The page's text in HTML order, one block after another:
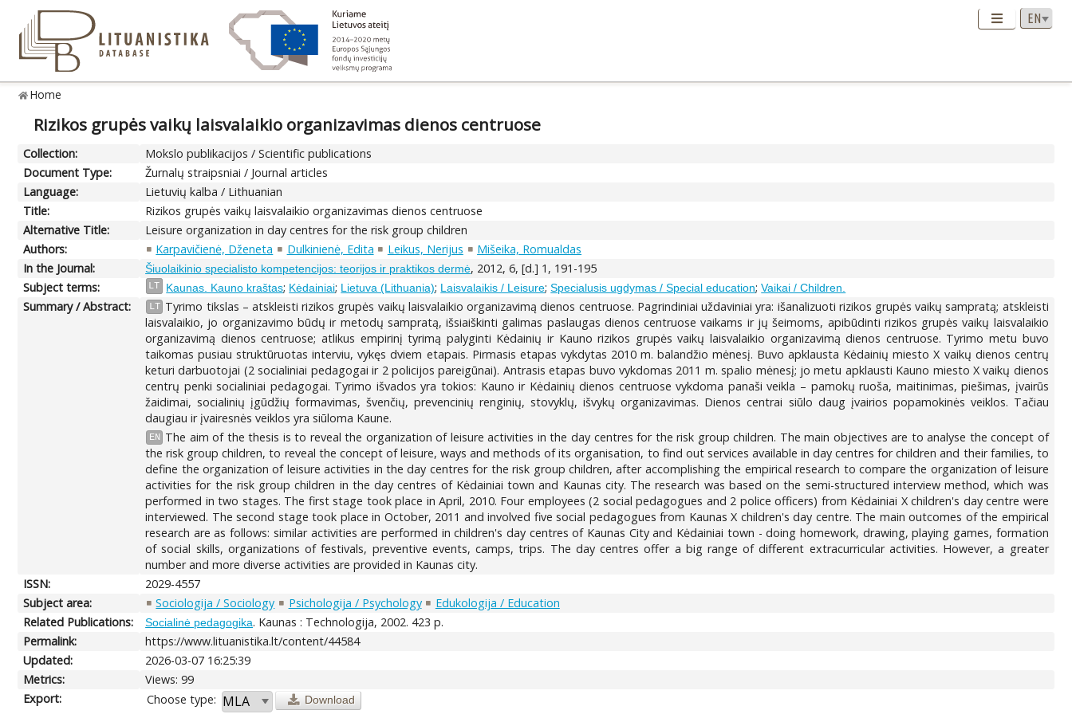
Home
Rizikos grupės vaikų laisvalaikio organizavimas dienos centruose
Collection:
Mokslo publikacijos / Scientific publications
Document Type:
Žurnalų straipsniai / Journal articles
Language:
Lietuvių kalba / Lithuanian
Title:
Rizikos grupės vaikų laisvalaikio organizavimas dienos centruose
Alternative Title:
Leisure organization in day centres for the risk group children
Authors:
Karpavičienė, Dženeta Dulkinienė, Edita Leikus, Nerijus
Mišeika, Romualdas
In the Journal:
Šiuolaikinio specialisto kompetencijos: teorijos ir praktikos dermė, 2012, 6, [d.] 1, 191-195
Subject terms:
LT Kaunas. Kauno kraštas; Kėdainiai; Lietuva (Lithuania); Laisvalaikis / Leisure;Specialusis ugdymas / Special education;Vaikai / Children.
Summary / Abstract: LT Tyrimo tikslas – atskleisti rizikos grupės vaikų laisvalaikio organizavimą dienos centruose. Pagrindiniai uždaviniai yra: išanalizuoti rizikos grupės vaikų sampratą; atskleisti
laisvalaikio, jo organizavimo būdų ir metodų sampratą, išsiaiškinti galimas paslaugas dienos centruose vaikams ir jų šeimoms, apibūdinti rizikos grupės vaikų laisvalaikio
organizavimą dienos centruose; atlikus empirinį tyrimą palyginti Kėdainių ir Kauno rizikos grupės vaikų laisvalaikio organizavimą dienos centruose. Tyrimo metu buvo
taikomas pusiau struktūruotas interviu, vykęs dviem etapais. Pirmasis etapas vykdytas 2010 m. balandžio mėnesį. Buvo apklausta Kėdainių miesto X vaikų dienos centrų
keturi darbuotojai (2 socialiniai pedagogai ir 2 policijos pareigūnai). Antrasis etapas buvo vykdomas 2011 m. spalio mėnesį; jo metu apklausti Kauno miesto X vaikų dienos
centrų penki socialiniai pedagogai. Tyrimo išvados yra tokios: Kauno ir Kėdainių dienos centruose vykdoma panaši veikla – pamokų ruoša, maitinimas, piešimas, įvairūs
žaidimai, socialinių įgūdžių formavimas, švenčių, prevencinių renginių, stovyklų, išvykų organizavimas. Dienos centrai siūlo daug įvairios popamokinės veiklos. Tačiau
daugiau ir įvairesnės veiklos yra siūloma Kaune.
EN
The aim of the thesis is to reveal the organization of leisure activities in the day centres for the risk group children. The main objectives are to analyse the concept of
the risk group children, to reveal the concept of leisure, ways and methods of its organisation, to find out services available in day centres for children and their families, to
define the organization of leisure activities in the day centres for the risk group children, after accomplishing the empirical research to compare the organization of leisure
activities for the risk group children in the day centres of Kėdainiai town and Kaunas city. The research was based on the semi-structured interview method, which was
performed in two stages. The first stage took place in April, 2010. Four employees (2 social pedagogues and 2 police officers) from Kėdainiai X children's day centre were
interviewed. The second stage took place in October, 2011 and involved five social pedagogues from Kaunas X children's day centre. The main outcomes of the empirical
research are as follows: similar activities are performed in children's day centres of Kaunas City and Kėdainiai town - doing homework, drawing, playing games, formation
of social skills, organizations of festivals, preventive events, camps, trips. The day centres offer a big range of different extracurricular activities. However, a greater
number and more diverse activities are provided in Kaunas city.
ISSN:
2029-4557
Subject area:
Sociologija / Sociology Psichologija / Psychology
Edukologija / Education
Related Publications:
Socialinė pedagogika. Kaunas : Technologija, 2002. 423 p.
Permalink:
https://www.lituanistika.lt/content/44584
Updated:
2026-03-07 16:25:39
Metrics:
Views: 99
Export:
Choose type: Download